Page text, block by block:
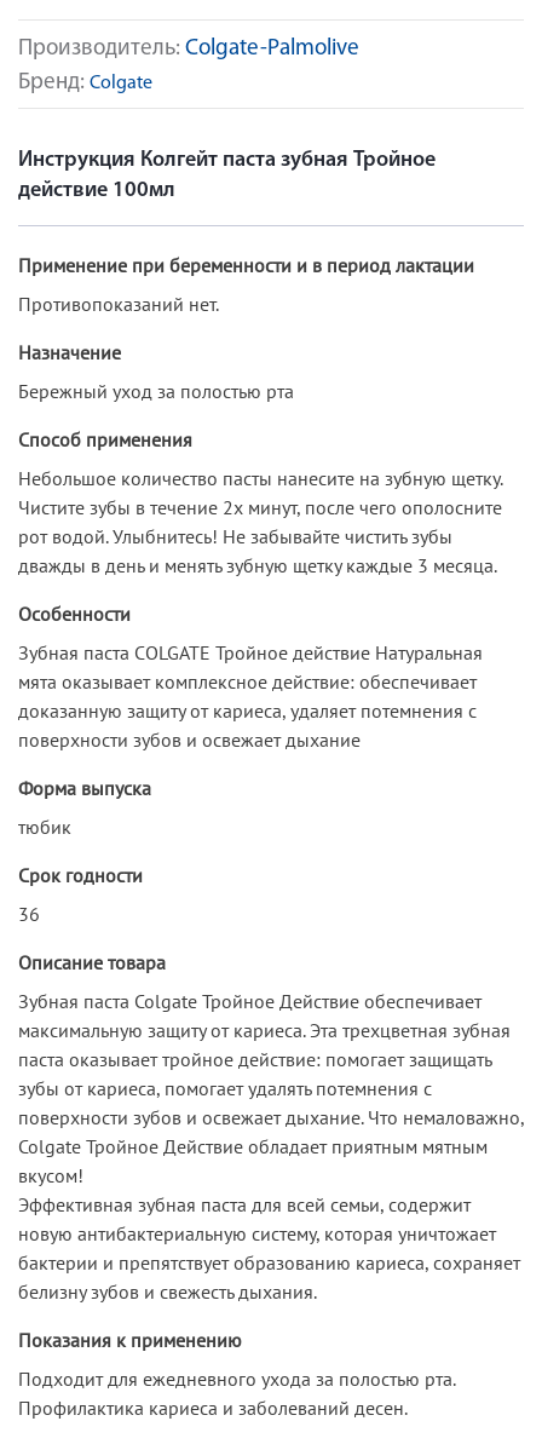
Производитель: Colgate-Palmolive
Бренд: Colgate
Инструкция Колгейт паста зубная Тройное
действие 100мл
Применение при беременности и в период лактации
Противопоказаний нет.
Назначение
Бережный уход за полостью рта
Способ применения
Небольшое количество пасты нанесите на зубную щетку.
Чистите зубы в течение 2х минут, после чего ополосните
рот водой. Улыбнитесь! Не забывайте чистить зубы
дважды в день и менять зубную щетку каждые 3 месяца.
Особенности
Зубная паста COLGATE Тройное действие Натуральная
мята оказывает комплексное действие: обеспечивает
доказанную защиту от кариеса, удаляет потемнения с
поверхности зубов и освежает дыхание
Форма выпуска
тюбик
Срок годности
36
Описание товара
Зубная паста Colgate Тройное Действие обеспечивает
максимальную защиту от кариеса. Эта трехцветная зубная
паста оказывает тройное действие: помогает защищать
зубы от кариеса, помогает удалять потемнения с
поверхности зубов и освежает дыхание. Что немаловажно,
Colgate Тройное Действие обладает приятным мятным
вкусом!
Эффективная зубная паста для всей семьи, содержит
новую антибактериальную систему, которая уничтожает
бактерии и препятствует образованию кариеса, сохраняет
белизну зубов и свежесть дыхания.
Показания к применению
Подходит для ежедневного ухода за полостью рта.
Профилактика кариеса и заболеваний десен.